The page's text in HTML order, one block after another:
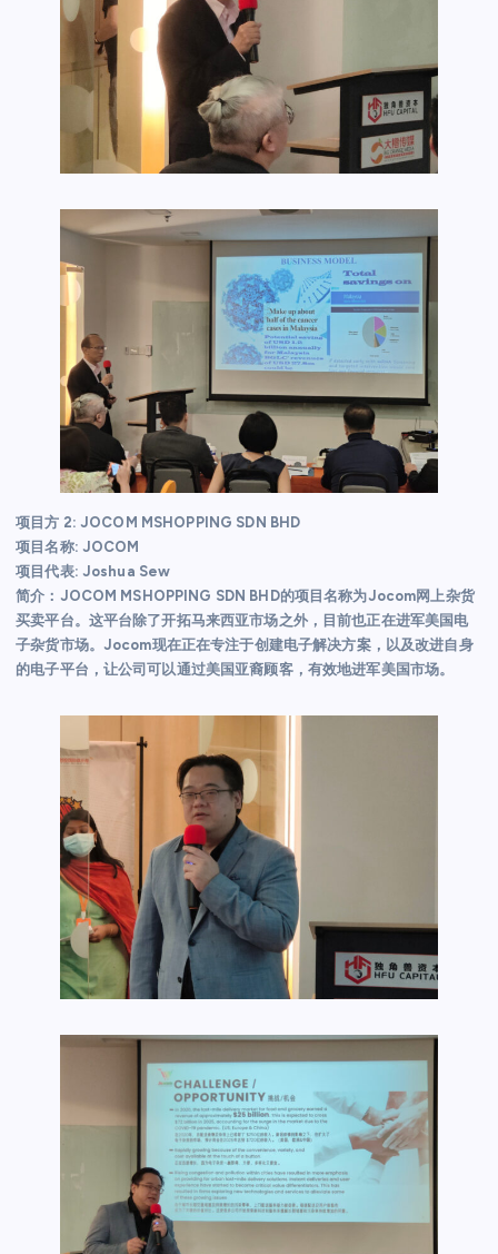
项目方 2: JOCOM MSHOPPING SDN BHD
项目名称: JOCOM
项目代表: Joshua Sew
简介：JOCOM MSHOPPING SDN BHD的项目名称为Jocom网上杂货
买卖平台。这平台除了开拓马来西亚市场之外，目前也正在进军美国电
子杂货市场。Jocom现在正在专注于创建电子解决方案，以及改进自身
的电子平台，让公司可以通过美国亚裔顾客，有效地进军美国市场。